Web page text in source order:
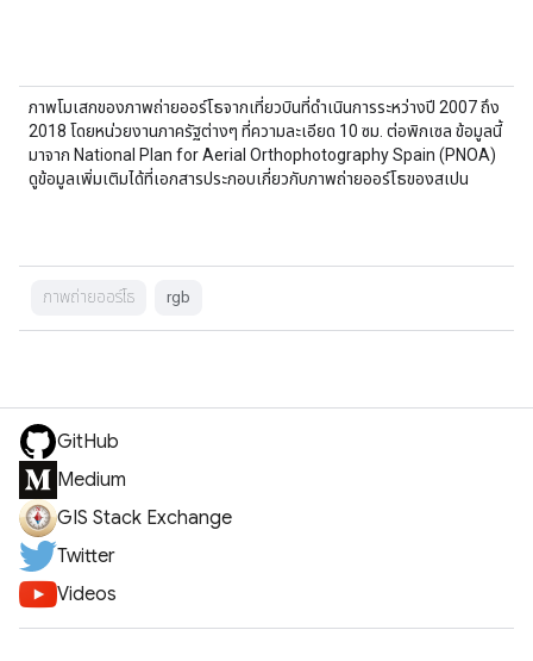
ภาพโมเสกของภาพถ่ายออร์โธจากเที่ยวบินที่ดำเนินการระหว่างปี 2007 ถึง
2018 โดยหน่วยงานภาครัฐต่างๆ ที่ความละเอียด 10 ซม. ต่อพิกเซล ข้อมูลนี้
มาจาก National Plan for Aerial Orthophotography Spain (PNOA)
ดูข้อมูลเพิ่มเติมได้ที่เอกสารประกอบเกี่ยวกับภาพถ่ายออร์โธของสเปน
ภาพถ่ายออร์โธ rgb
GitHub
Medium
GIS Stack Exchange
Twitter
Videos